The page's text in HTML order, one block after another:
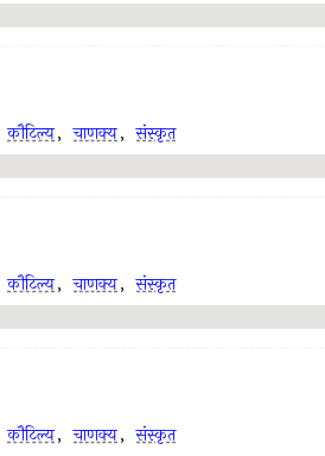
कौटिल्य, चाणक्य, संस्कृत
कौटिल्य, चाणक्य, संस्कृत
कौटिल्य, चाणक्य, संस्कृत